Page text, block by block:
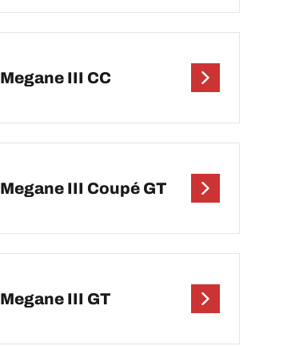
Megane III CC
Megane III Coupé GT
Megane III GT